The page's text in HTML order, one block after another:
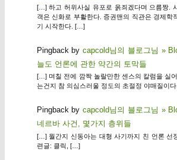
[…] 하고 허위사실 유포로 옭죄겠다며 으름짱.
객은 신화로 부활한다. 증권맨의 직관은 경제학
기 시작한다. […]
Pingback bycapcold님의 블로그님 »
늘도 언론에 관한 약간의 토막들
[…] 며칠 전에 깜짝 놀랄만한 센스의 칼럼을 실
는건지 참 의심스러울 정도의 초절정 야매질이
Pingback bycapcold님의 블로그님 »
네르바 사건, 몇가지 층위들
[…] 월간지 신동아는 대형 사기까지 친 언론 선
련글: 클릭, […]